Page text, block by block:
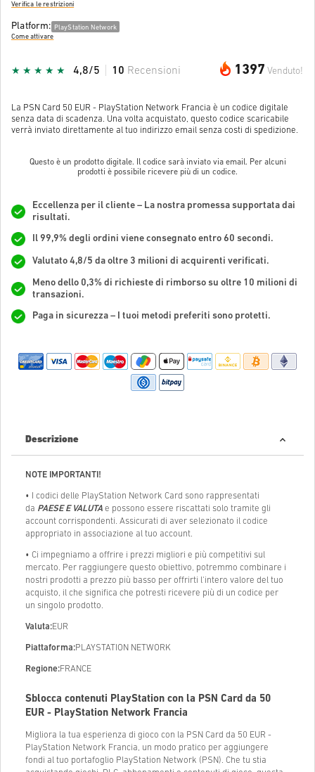
Verifica le restrizioni
Platform: PlayStation Network
Come attivare
1397 Venduto!
4,8/5 10 Recensioni
La PSN Card 50 EUR - PlayStation Network Francia è un codice digitale
senza data di scadenza. Una volta acquistato, questo codice scaricabile
verrà inviato direttamente al tuo indirizzo email senza costi di spedizione.
Questo è un prodotto digitale. Il codice sarà inviato via email. Per alcuni
prodotti è possibile ricevere più di un codice.
Eccellenza per il cliente – La nostra promessa supportata dai
risultati.
Il 99,9% degli ordini viene consegnato entro 60 secondi.
Valutato 4,8/5 da oltre 3 milioni di acquirenti verificati.
Meno dello 0,3% di richieste di rimborso su oltre 10 milioni di
transazioni.
Paga in sicurezza – I tuoi metodi preferiti sono protetti.
Descrizione
NOTE IMPORTANTI!
• I codici delle PlayStation Network Card sono rappresentati
da PAESE E VALUTA e possono essere riscattati solo tramite gli
account corrispondenti. Assicurati di aver selezionato il codice
appropriato in associazione al tuo account.
• Ci impegniamo a offrire i prezzi migliori e più competitivi sul
mercato. Per raggiungere questo obiettivo, potremmo combinare i
nostri prodotti a prezzo più basso per offrirti l'intero valore del tuo
acquisto, il che significa che potresti ricevere più di un codice per
un singolo prodotto.
Valuta:EUR
Piattaforma:PLAYSTATION NETWORK
Regione:FRANCE
Sblocca contenuti PlayStation con la PSN Card da 50
EUR - PlayStation Network Francia
Migliora la tua esperienza di gioco con la PSN Card da 50 EUR -
PlayStation Network Francia, un modo pratico per aggiungere
fondi al tuo portafoglio PlayStation Network (PSN). Che tu stia